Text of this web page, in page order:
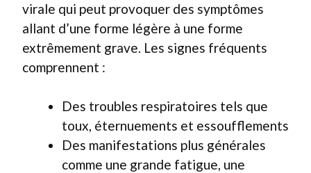
virale qui peut provoquer des symptômes
allant d’une forme légère à une forme
extrêmement grave. Les signes fréquents
comprennent :
Des troubles respiratoires tels que
toux, éternuements et essoufflements
Des manifestations plus générales
comme une grande fatigue, une